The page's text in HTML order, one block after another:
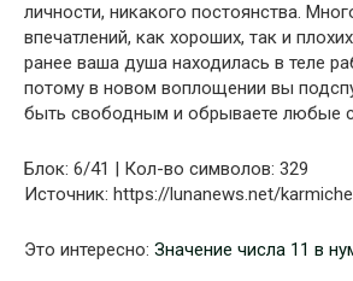
личности, никакого постоянства.
впечатлений, как хороших, так и
ранее ваша душа находилась в теле
потому в новом воплощении вы
быть свободным и обрываете любые
Блок: 6/41 | Кол-во символов: 329
Источник: https://lunanews.net/
Это интересно: Значение числа 11 в